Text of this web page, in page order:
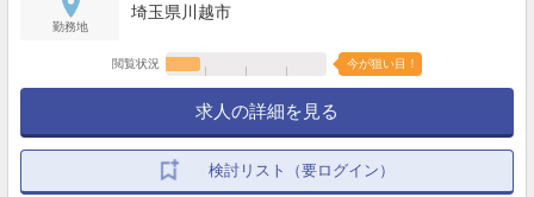
勤務地
埼玉県川越市
閲覧状況 今が狙い目！
求人の詳細を見る
検討リスト（要ログイン）